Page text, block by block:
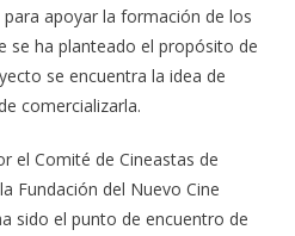
para apoyar la formación de los
se ha planteado el propósito de
se encuentra la idea de
comercializarla.
el Comité de Cineastas de
Fundación del Nuevo Cine
sido el punto de encuentro de